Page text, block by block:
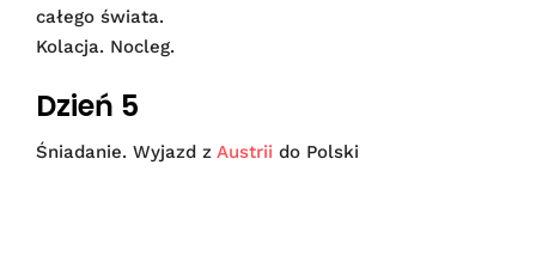
całego świata.
Kolacja. Nocleg.
Dzień 5
Śniadanie. Wyjazd z Austrii do Polski